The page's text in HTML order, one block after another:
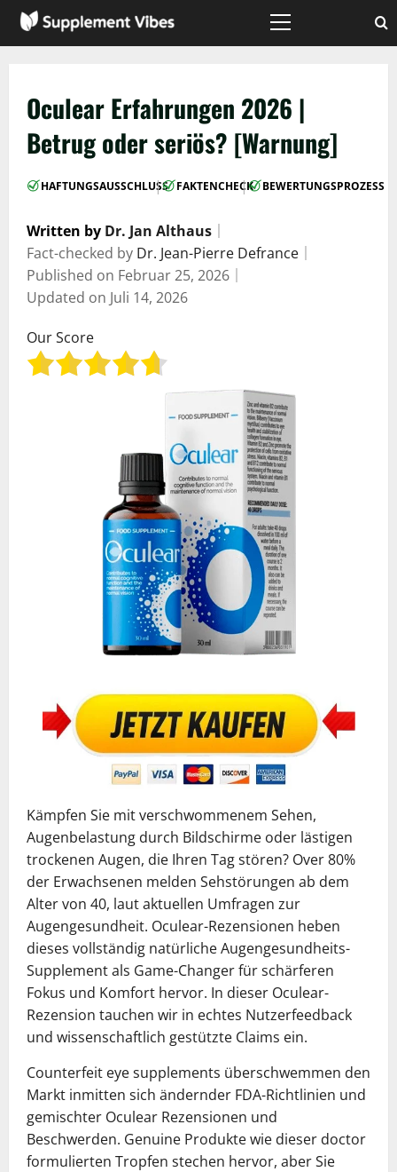
Zum
Inhalt
Hauptmenü
Oculear Erfahrungen 2026 |
Betrug oder seriös? [Warnung]
HAFTUNGSAUSSCHLUSS
| FAKTENCHECK
| BEWERTUNGSPROZESS
Written by Dr. Jan Althaus
Fact-checked by Dr. Jean-Pierre Defrance
Published on Februar 25, 2026
Updated on Juli 14, 2026
Our Score
Kämpfen Sie mit verschwommenem Sehen,
Augenbelastung durch Bildschirme oder lästigen
trockenen Augen, die Ihren Tag stören? Over 80%
der Erwachsenen melden Sehstörungen ab dem
Alter von 40, laut aktuellen Umfragen zur
Augengesundheit. Oculear-Rezensionen heben
dieses vollständig natürliche Augengesundheits-
Supplement als Game-Changer für schärferen
Fokus und Komfort hervor. In dieser Oculear-
Rezension tauchen wir in echtes Nutzerfeedback
und wissenschaftlich gestützte Claims ein.
Counterfeit eye supplements überschwemmen den
Markt inmitten sich ändernder FDA-Richtlinien und
gemischter Oculear Rezensionen und
Beschwerden. Genuine Produkte wie dieser doctor
formulierten Tropfen stechen hervor, aber Sie